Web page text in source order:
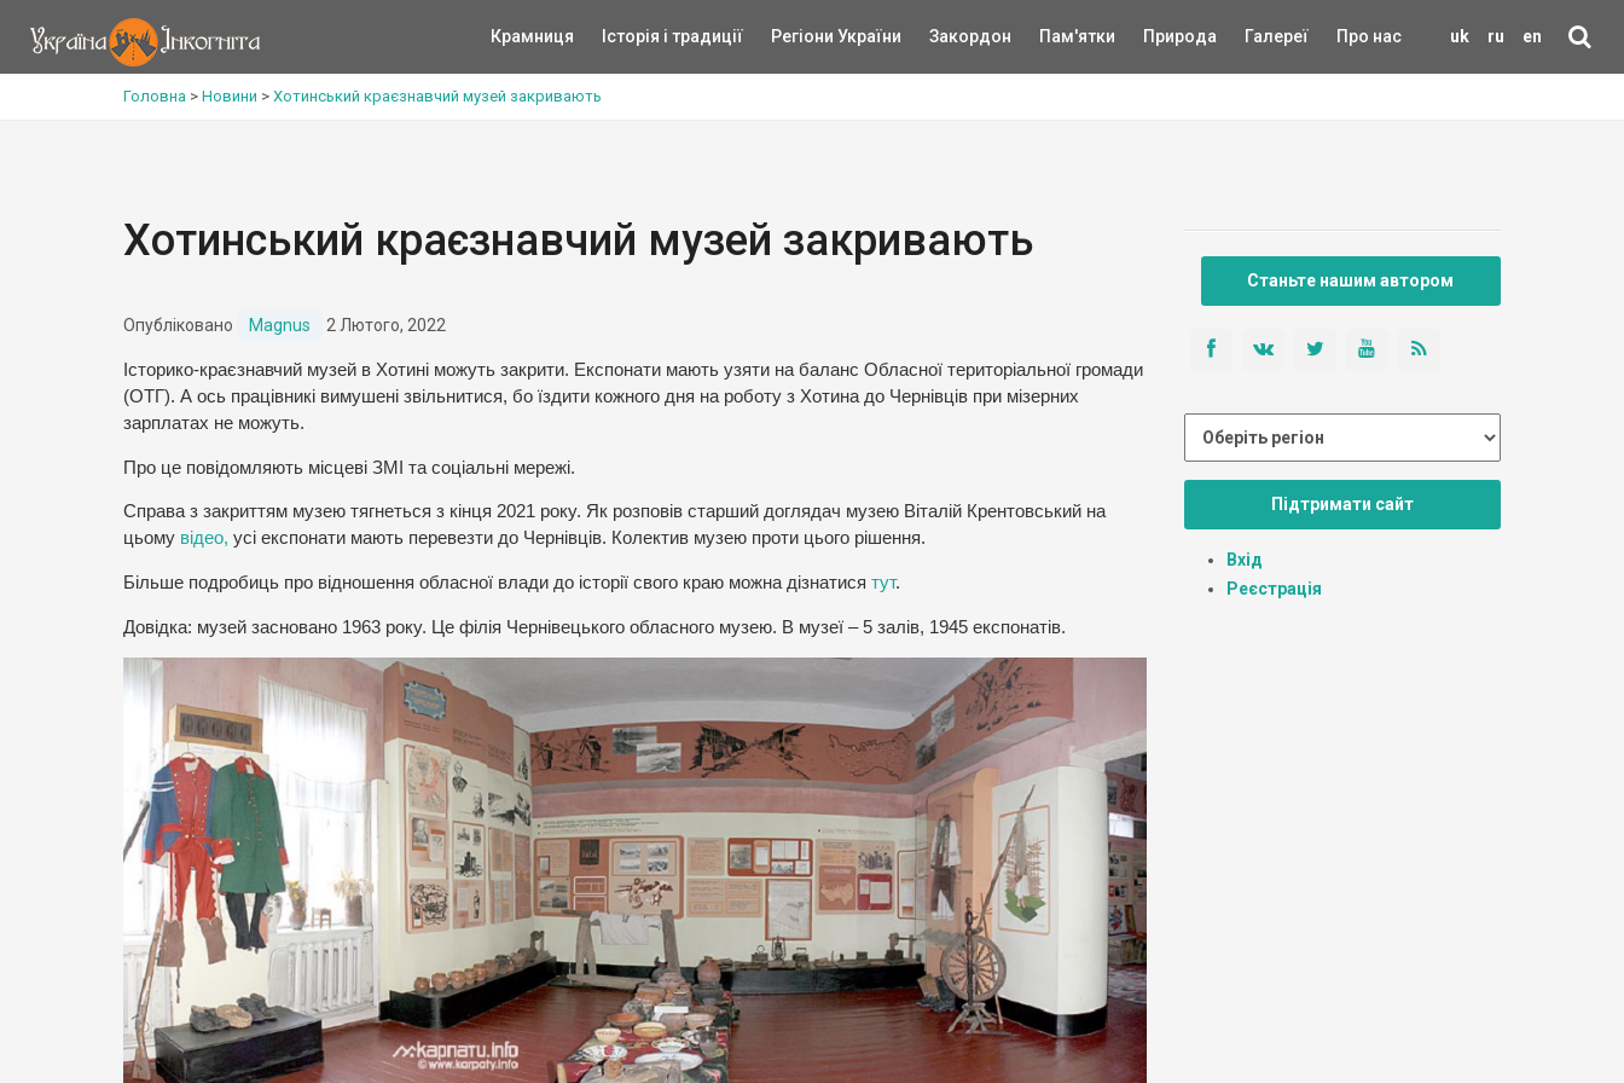
uk ru en
Крамниця Історія і традиції Регіони України Закордон Пам'ятки Природа Галереї Про нас
Головна > Новини > Хотинський краєзнавчий музей закривають
Хотинський краєзнавчий музей закривають
Опубліковано Magnus 2 Лютого, 2022
Історико-краєзнавчий музей в Хотині можуть закрити. Експонати мають узяти на баланс Обласної територіальної громади
(ОТГ). А ось працівникі вимушені звільнитися, бо їздити кожного дня на роботу з Хотина до Чернівців при мізерних
зарплатах не можуть.
Про це повідомляють місцеві ЗМІ та соціальні мережі.
Справа з закриттям музею тягнеться з кінця 2021 року. Як розповів старший доглядач музею Віталій Крентовський на
цьому відео, усі експонати мають перевезти до Чернівців. Колектив музею проти цього рішення.
Більше подробиць про відношення обласної влади до історії свого краю можна дізнатися тут.
Довідка: музей засновано 1963 року. Це філія Чернівецького обласного музею. В музеї – 5 залів, 1945 експонатів.
Станьте нашим автором
Підтримати сайт
Вхід
Реєстрація